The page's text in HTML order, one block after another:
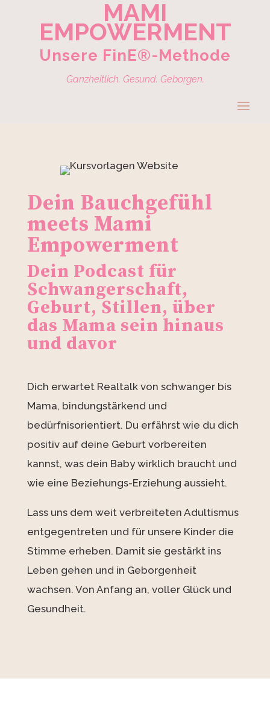
MAMI
EMPOWERMENT
Unsere FinE®-Methode
Ganzheitlich. Gesund. Geborgen.
Dein Bauchgefühl
meets Mami
Empowerment
Dein Podcast für
Schwangerschaft,
Geburt, Stillen, über
das Mama sein hinaus
und davor
Dich erwartet Realtalk von schwanger bis
Mama, bindungstärkend und
bedürfnisorientiert. Du erfährst wie du dich
positiv auf deine Geburt vorbereiten
kannst, was dein Baby wirklich braucht und
wie eine Beziehungs-Erziehung aussieht.
Lass uns dem weit verbreiteten Adultismus
entgegentreten und für unsere Kinder die
Stimme erheben. Damit sie gestärkt ins
Leben gehen und in Geborgenheit
wachsen. Von Anfang an, voller Glück und
Gesundheit.